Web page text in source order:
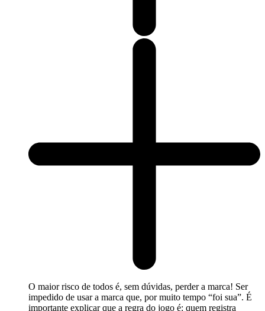
O maior risco de todos é, sem dúvidas, perder a marca! Ser
impedido de usar a marca que, por muito tempo “foi sua”. É
importante explicar que a regra do jogo é: quem registra